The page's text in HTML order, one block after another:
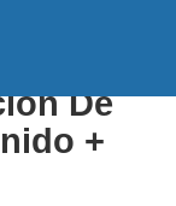
De
+